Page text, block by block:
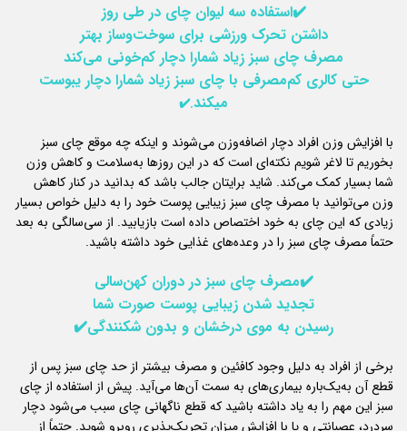
✔️استفاده سه لیوان چای در طی روز
داشتن تحرک ورزشی برای سوخت‌وساز بهتر
مصرف چای سبز زیاد شمارا دچار کم‌خونی می‌کند
حتی کالری کم‌مصرفی با چای سبز زیاد شمارا دچار یبوست
میکند.✔️
با افزایش وزن افراد دچار اضافه‌وزن می‌شوند و اینکه چه موقع چای سبز
بخوریم تا لاغر شویم نکته‌ای است که در این روزها به‌سلامت و کاهش وزن
شما بسیار کمک می‌کند. شاید برایتان جالب باشد که بدانید در کنار کاهش
وزن می‌توانید با مصرف چای سبز زیبایی پوست خود را به دلیل خواص بسیار
زیادی که این چای به خود اختصاص داده است بازیابید. از سی‌سالگی به بعد
حتماً مصرف چای سبز را در وعده‌های غذایی خود داشته باشید.
✔️مصرف چای سبز در دوران کهن‌سالی
تجدید شدن زیبایی پوست صورت شما
رسیدن به موی درخشان و بدون شکنندگی✔️
برخی از افراد به دلیل وجود کافئین و مصرف بیشتر از حد چای سبز پس از
قطع آن به‌یک‌باره بیماری‌های به سمت آن‌ها می‌آید. پیش از استفاده از چای
سبز این مهم را به یاد داشته باشید که قطع ناگهانی چای سبب می‌شود دچار
سردرد، عصبانتی و یا با افزایش میزان تحریک‌پذیری روبرو شوید. حتماً از